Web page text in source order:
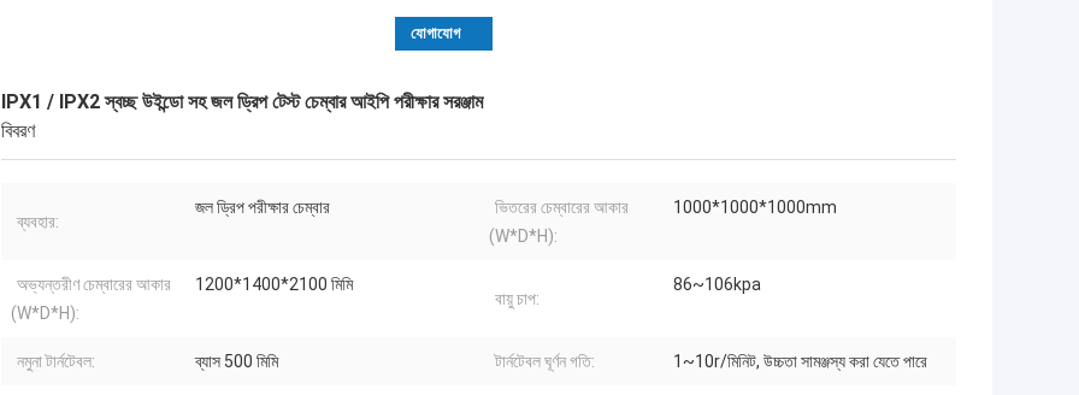
যোগাযোগ
IPX1 / IPX2 স্বচ্ছ উইন্ডো সহ জল ড্রিপ টেস্ট চেম্বার আইপি পরীক্ষার সরঞ্জাম
বিবরণ
ব্যবহার:
জল ড্রিপ পরীক্ষার চেম্বার
ভিতরের চেম্বারের আকার
(W*D*H):
1000*1000*1000mm
অভ্যন্তরীণ চেম্বারের আকার
(W*D*H):
1200*1400*2100 মিমি
বায়ু চাপ:
86~106kpa
নমুনা টার্নটেবল: ব্যাস 500 মিমি টার্নটেবল ঘূর্ণন গতি: 1~10r/মিনিট, উচ্চতা সামঞ্জস্য করা যেতে পারে